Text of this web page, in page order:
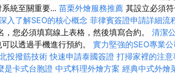
統至關重要... 苗栗外燴服務推薦 其設立必須
入了解SEO的核心概念 菲律賓簽證申請詳細流
，您必須填寫線上表格，然後填寫合約。 清潔
以透過手機進行預約。 實力堅強的SEO專業公
投撥筋技術 快速申請泰國簽證 打掃家裡的注意
是卡式台胞證 中式料理外燴方案 經典中式外燴